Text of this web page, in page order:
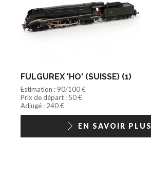
FULGUREX 'HO' (SUISSE) (1)
Estimation : 90/100 €
Prix de départ : 50 €
Adjugé : 240 €
EN SAVOIR PLUS